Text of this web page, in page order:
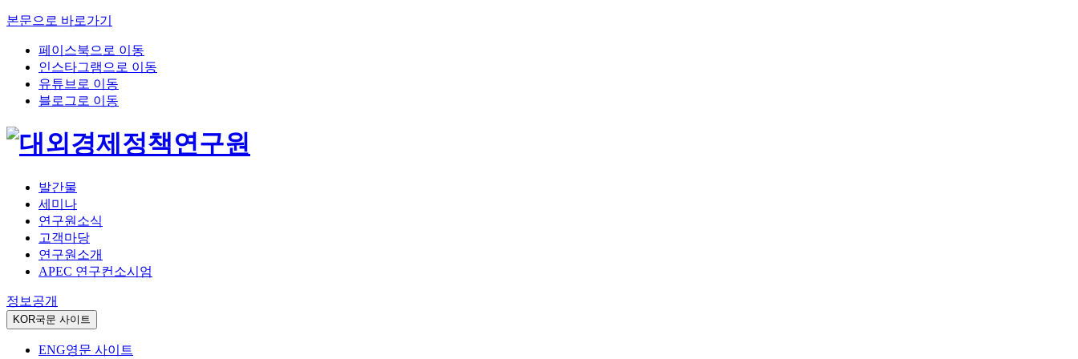
본문으로 바로가기
페이스북으로 이동
인스타그램으로 이동
유튜브로 이동
블로그로 이동
발간물
세미나
연구원소식
고객마당
연구원소개
APEC 연구컨소시엄
정보공개
KOR국문 사이트
ENG영문 사이트